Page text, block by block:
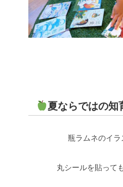
夏ならではの知
瓶ラムネのイラ
丸シールを貼って